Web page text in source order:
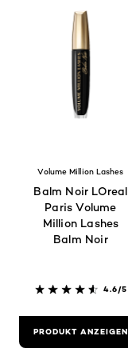
Volume Million Lashes
Balm Noir LOreal
Paris Volume
Million Lashes
Balm Noir
4.6/5
PRODUKT ANZEIGEN